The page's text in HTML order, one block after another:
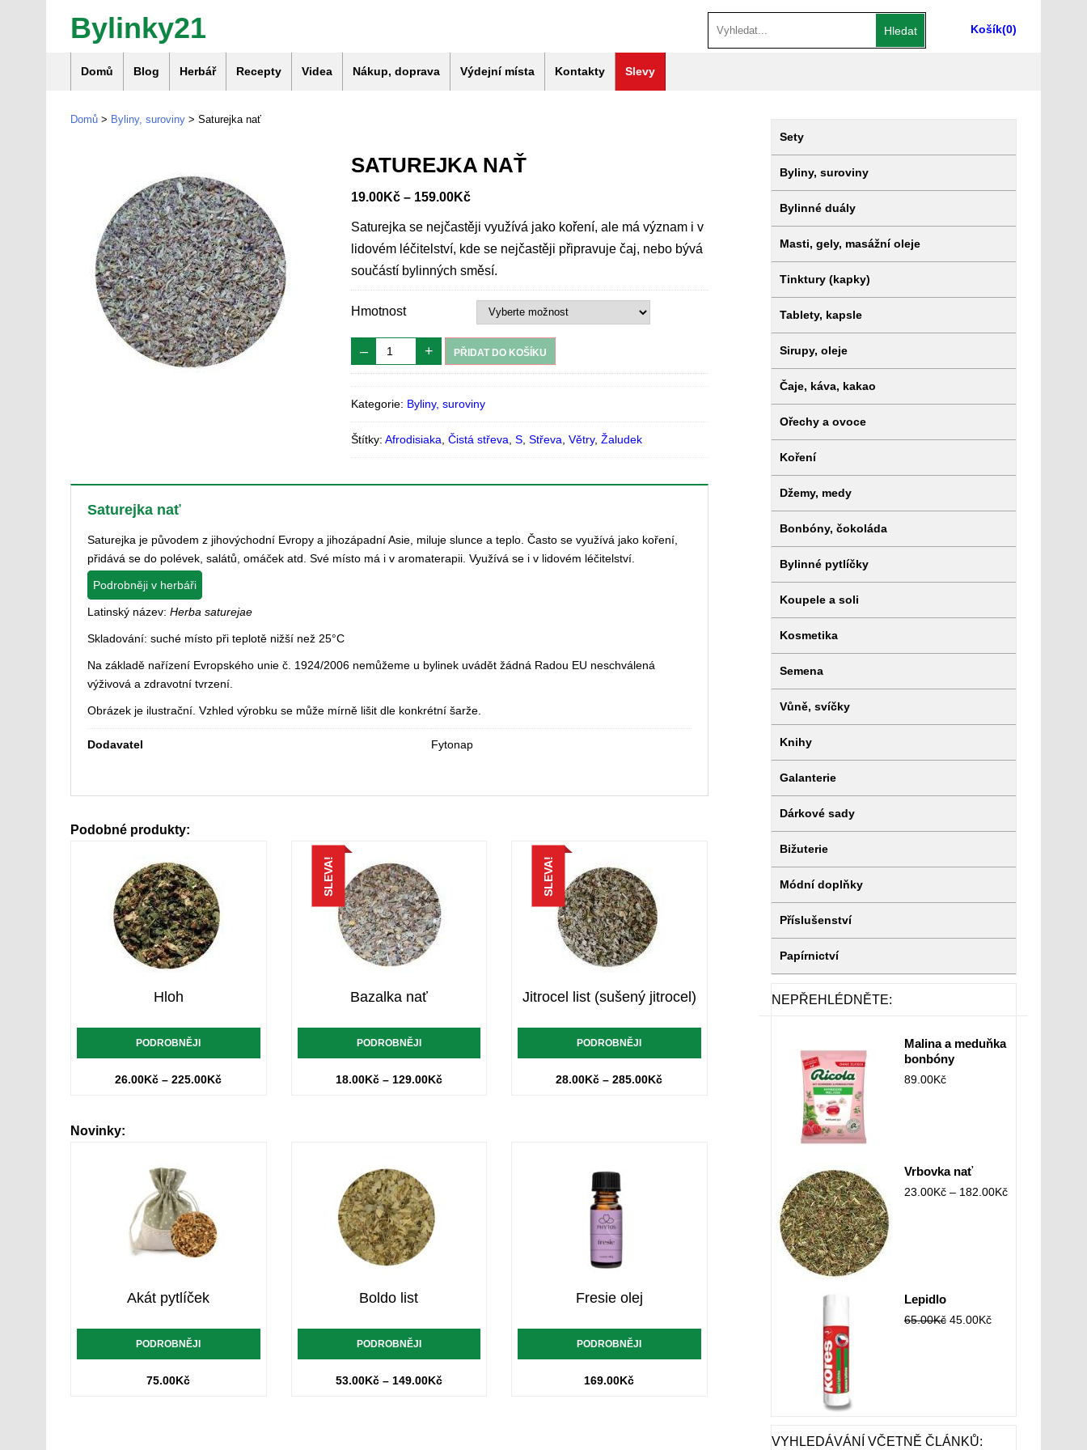
Bylinky21 Košík(0)
Hledat
Domů Blog Herbář Recepty Videa Nákup, doprava Výdejní místa Kontakty Slevy
Domů > Byliny, suroviny > Saturejka nať
SATUREJKA NAŤ
19.00Kč – 159.00Kč
Saturejka se nejčastěji využívá jako koření, ale má význam i v
lidovém léčitelství, kde se nejčastěji připravuje čaj, nebo bývá
součástí bylinných směsí.
Hmotnost
– + PŘIDAT DO KOŠÍKU
Kategorie: Byliny, suroviny
Štítky:Afrodisiaka ,Čistá střeva ,S ,Střeva ,Větry,Žaludek
Saturejka nať
Saturejka je původem z jihovýchodní Evropy a jihozápadní Asie, miluje slunce a teplo. Často se využívá jako koření,
přidává se do polévek, salátů, omáček atd. Své místo má i v aromaterapii. Využívá se i v lidovém léčitelství.
Podrobněji v herbáři
Latinský název: Herba saturejae
Skladování: suché místo při teplotě nižší než 25°C
Na základě nařízení Evropského unie č. 1924/2006 nemůžeme u bylinek uvádět žádná Radou EU neschválená
výživová a zdravotní tvrzení.
Obrázek je ilustrační. Vzhled výrobku se může mírně lišit dle konkrétní šarže.
Dodavatel Fytonap
Podobné produkty:
Hloh
PODROBNĚJI
26.00Kč –225.00Kč
SLEVA!
Bazalka nať
PODROBNĚJI
18.00Kč– 129.00Kč
SLEVA!
Jitrocel list (sušený jitrocel)
PODROBNĚJI
28.00Kč –285.00Kč
Novinky:
Akát pytlíček
PODROBNĚJI
75.00Kč
Boldo list
PODROBNĚJI
53.00Kč– 149.00Kč
Fresie olej
PODROBNĚJI
169.00Kč
Sety
Byliny, suroviny
Bylinné duály
Masti, gely, masážní oleje
Tinktury (kapky)
Tablety, kapsle
Sirupy, oleje
Čaje, káva, kakao
Ořechy a ovoce
Koření
Džemy, medy
Bonbóny, čokoláda
Bylinné pytlíčky
Koupele a soli
Kosmetika
Semena
Vůně, svíčky
Knihy
Galanterie
Dárkové sady
Bižuterie
Módní doplňky
Příslušenství
Papírnictví
NEPŘEHLÉDNĚTE:
Malina a meduňka
bonbóny
89.00Kč
Vrbovka nať
23.00Kč– 182.00Kč
Lepidlo
65.00Kč 45.00Kč
VYHLEDÁVÁNÍ VČETNĚ ČLÁNKŮ: